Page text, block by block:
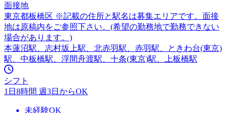
面接地
東京都板橋区 ※記載の住所と駅名は募集エリアです。面接
地は原稿内をご参照下さい。(希望の勤務地で勤務できない
場合があります。)
本蓮沼駅、志村坂上駅、北赤羽駅、赤羽駅、ときわ台(東京)
駅、中板橋駅、浮間舟渡駅、十条(東京)駅、上板橋駅
シフト
1日8時間 週3日からOK
未経験OK